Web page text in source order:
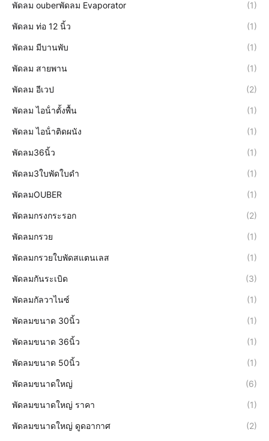
พัดลม ouberพัดลม Evaporator (1)
พัดลม ท่อ 12 นิ้ว (1)
พัดลม มีบานพับ (1)
พัดลม สายพาน (1)
พัดลม อีเวป (2)
พัดลม ไอน้ําตั้งพื้น (1)
พัดลม ไอน้ําติดผนัง (1)
พัดลม36นิ้ว (1)
พัดลม3ใบพัดใบดำ (1)
พัดลมOUBER (1)
พัดลมกรงกระรอก (2)
พัดลมกรวย (1)
พัดลมกรวยใบพัดสแตนเลส (1)
พัดลมกันระเบิด (3)
พัดลมกัลวาไนซ์ (1)
พัดลมขนาด 30นิ้ว (1)
พัดลมขนาด 36นิ้ว (1)
พัดลมขนาด 50นิ้ว (1)
พัดลมขนาดใหญ่ (6)
พัดลมขนาดใหญ่ ราคา (1)
พัดลมขนาดใหญ่ ดูดอากาศ (2)